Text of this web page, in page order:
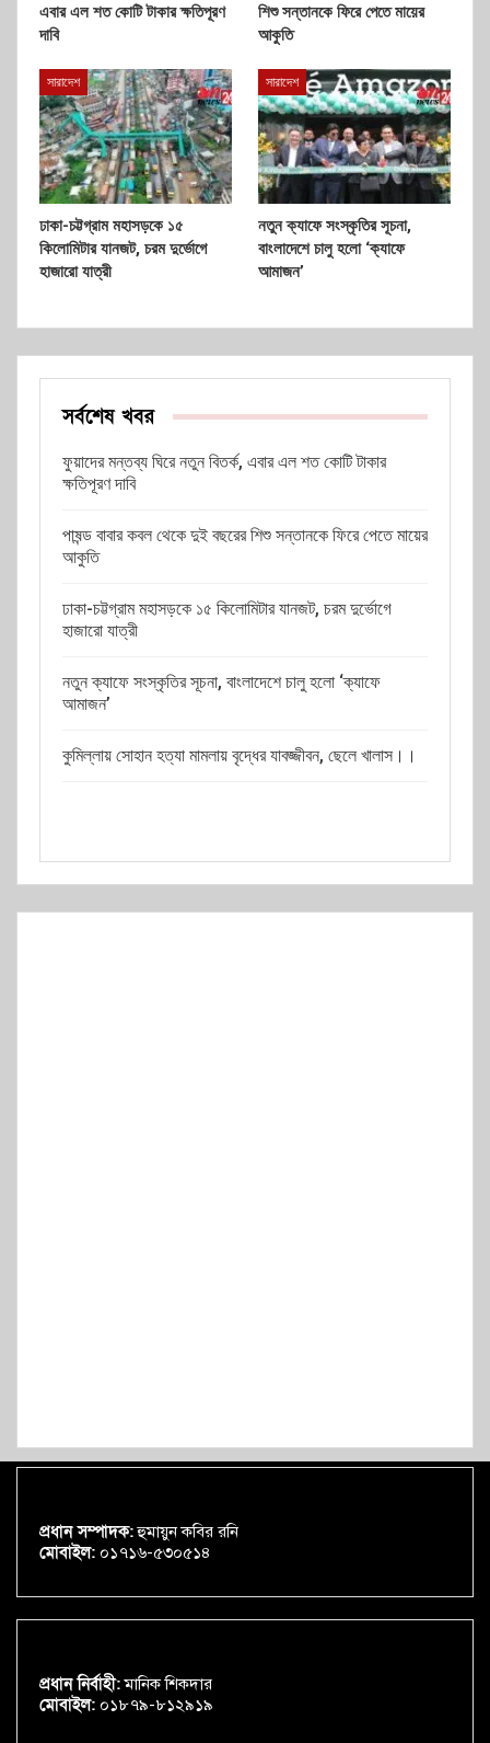
এবার এল শত কোটি টাকার ক্ষতিপূরণ
দাবি
শিশু সন্তানকে ফিরে পেতে মায়ের
আকুতি
সারাদেশ
ঢাকা-চট্টগ্রাম মহাসড়কে ১৫
কিলোমিটার যানজট, চরম দুর্ভোগে
হাজারো যাত্রী
সারাদেশ
নতুন ক্যাফে সংস্কৃতির সূচনা,
বাংলাদেশে চালু হলো ‘ক্যাফে
আমাজন’
সর্বশেষ খবর
ফুয়াদের মন্তব্য ঘিরে নতুন বিতর্ক, এবার এল শত কোটি টাকার
ক্ষতিপূরণ দাবি
পাষন্ড বাবার কবল থেকে দুই বছরের শিশু সন্তানকে ফিরে পেতে মায়ের
আকুতি
ঢাকা-চট্টগ্রাম মহাসড়কে ১৫ কিলোমিটার যানজট, চরম দুর্ভোগে
হাজারো যাত্রী
নতুন ক্যাফে সংস্কৃতির সূচনা, বাংলাদেশে চালু হলো ‘ক্যাফে
আমাজন’
কুমিল্লায় সোহান হত্যা মামলায় বৃদ্ধের যাবজ্জীবন, ছেলে খালাস।।
প্রধান সম্পাদক:হুমায়ুন কবির রনি
মোবাইল: ০১৭১৬-৫৩০৫১৪
প্রধান নির্বাহী:মানিক শিকদার
মোবাইল: ০১৮৭৯-৮১২৯১৯